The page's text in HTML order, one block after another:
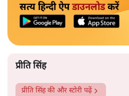
सत्य हिन्दी ऐपडाउनलोडकरें
प्रीति सिंह
प्रीति सिंहकी और स्टोरी पढ़ें